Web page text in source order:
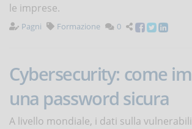
le imprese.
Pagni Formazione 0
Cybersecurity: come
una password sicura
A livello mondiale, i dati sulla